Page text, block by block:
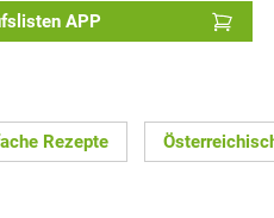
APP
Rezepte